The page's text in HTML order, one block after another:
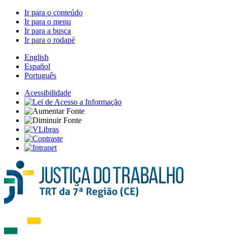
Ir para o conteúdo
Ir para o menu
Ir para a busca
Ir para o rodapé
English
Español
Português
Acessibilidade